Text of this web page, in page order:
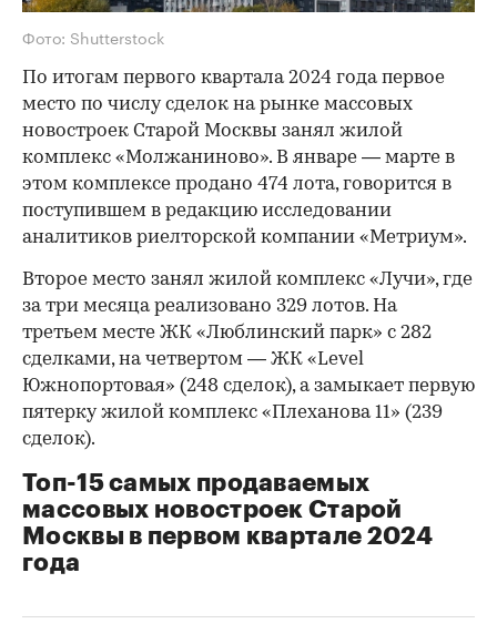
Фото: Shutterstock
По итогам первого квартала 2024 года первое
место по числу сделок на рынке массовых
новостроек Старой Москвы занял жилой
комплекс «Молжаниново». В январе — марте в
этом комплексе продано 474 лота, говорится в
поступившем в редакцию исследовании
аналитиков риелторской компании «Метриум».
Второе место занял жилой комплекс «Лучи», где
за три месяца реализовано 329 лотов. На
третьем месте ЖК «Люблинский парк» с 282
сделками, на четвертом — ЖК «Level
Южнопортовая» (248 сделок), а замыкает первую
пятерку жилой комплекс «Плеханова 11» (239
сделок).
Топ-15 самых продаваемых
массовых новостроек Старой
Москвы в первом квартале 2024
года